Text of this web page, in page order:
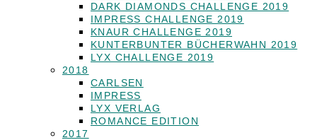
DARK DIAMONDS CHALLENGE 2019
IMPRESS CHALLENGE 2019
KNAUR CHALLENGE 2019
KUNTERBUNTER BÜCHERWAHN 2019
LYX CHALLENGE 2019
2018
CARLSEN
IMPRESS
LYX VERLAG
ROMANCE EDITION
2017